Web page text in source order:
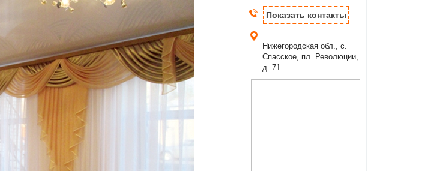
Показать контакты
Нижегородская обл., с.
Спасское, пл. Революции,
д. 71